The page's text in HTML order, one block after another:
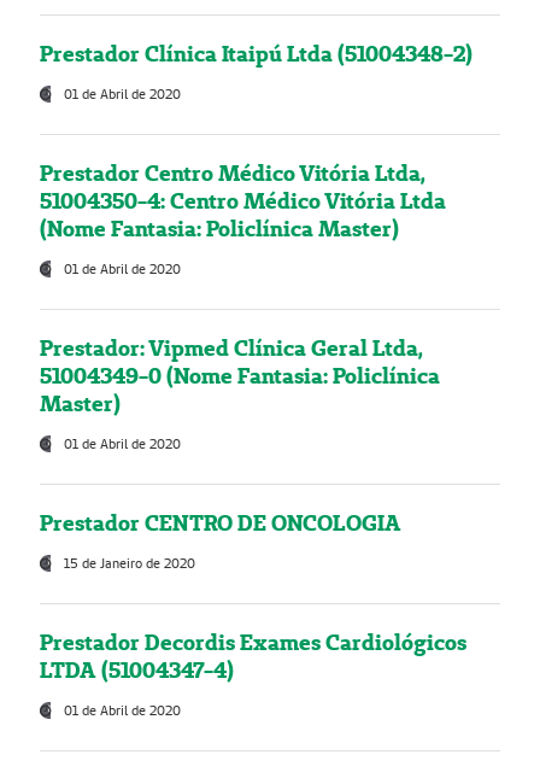
Prestador Clínica Itaipú Ltda (51004348-2)
01 de Abril de 2020
Prestador Centro Médico Vitória Ltda,
51004350-4: Centro Médico Vitória Ltda
(Nome Fantasia: Policlínica Master)
01 de Abril de 2020
Prestador: Vipmed Clínica Geral Ltda,
51004349-0 (Nome Fantasia: Policlínica
Master)
01 de Abril de 2020
Prestador CENTRO DE ONCOLOGIA
15 de Janeiro de 2020
Prestador Decordis Exames Cardiológicos
LTDA (51004347-4)
01 de Abril de 2020